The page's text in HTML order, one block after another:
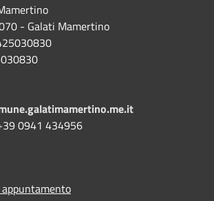
- Galati Mamertino
0941 434956